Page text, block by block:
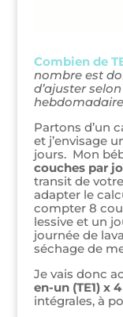
Combien de
nombre est
d’ajuster
Partons d’un
et j’envisage
jours. Mon
couches par
transit de
adapter le
compter 8
lessive et un
journée de
séchage de
Je vais donc
en-un (TE1) x
intégrales, à